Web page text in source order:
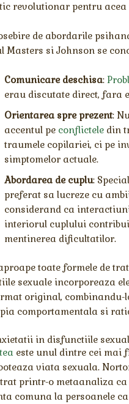
revolutionar pentru acea
de abordarile
Masters si Johnson se
Comunicare deschisa:
erau discutate direct, fara
Orientarea spre prezent:
accentul pe conflictele din
traumele copilariei, ci pe
simptomelor actuale.
Abordarea de cuplu:
preferat sa lucreze cu
considerand ca
interiorul cuplului
mentinerea dificultatilor.
toate formele de
sexuale incorporeaza
original, combinandu-
comportamentala si
in disfunctiile
este unul dintre cei mai
viata sexuala.
printr-o metaanaliza ca
comuna la persoanele